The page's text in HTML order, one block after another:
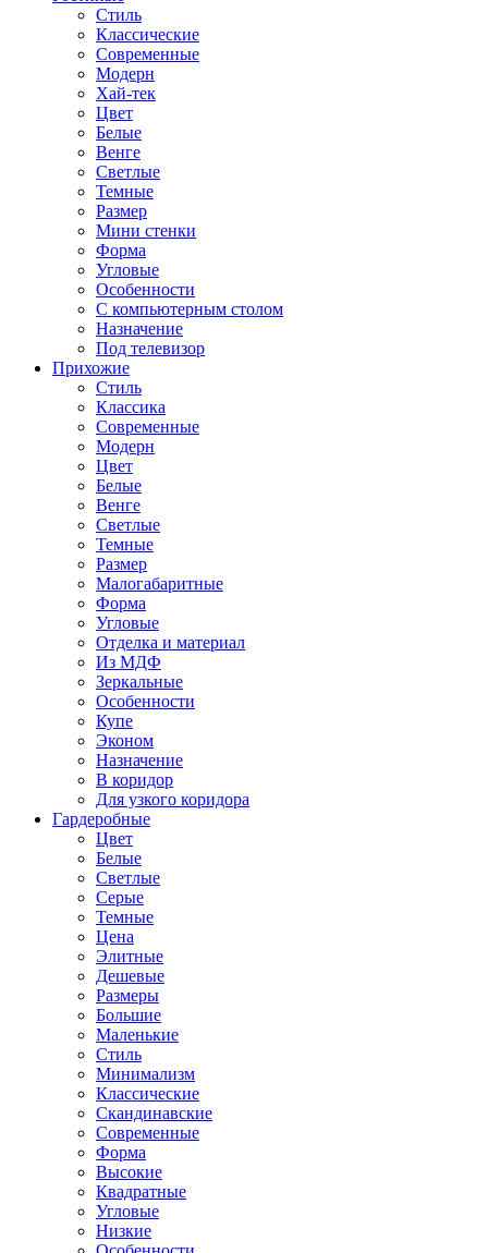
Стиль
Классические
Современные
Модерн
Хай-тек
Цвет
Белые
Венге
Светлые
Темные
Размер
Мини стенки
Форма
Угловые
Особенности
С компьютерным столом
Назначение
Под телевизор
Прихожие
Стиль
Классика
Современные
Модерн
Цвет
Белые
Венге
Светлые
Темные
Размер
Малогабаритные
Форма
Угловые
Отделка и материал
Из МДФ
Зеркальные
Особенности
Купе
Эконом
Назначение
В коридор
Для узкого коридора
Гардеробные
Цвет
Белые
Светлые
Серые
Темные
Цена
Элитные
Дешевые
Размеры
Большие
Маленькие
Стиль
Минимализм
Классические
Скандинавские
Современные
Форма
Высокие
Квадратные
Угловые
Низкие